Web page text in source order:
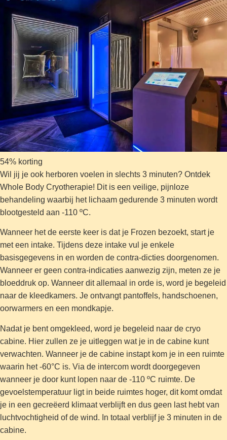
54% korting
Wil jij je ook herboren voelen in slechts 3 minuten? Ontdek
Whole Body Cryotherapie! Dit is een veilige, pijnloze
behandeling waarbij het lichaam gedurende 3 minuten wordt
blootgesteld aan -110 ºC.
Wanneer het de eerste keer is dat je Frozen bezoekt, start je
met een intake. Tijdens deze intake vul je enkele
basisgegevens in en worden de contra-dicties doorgenomen.
Wanneer er geen contra-indicaties aanwezig zijn, meten ze je
bloeddruk op. Wanneer dit allemaal in orde is, word je begeleid
naar de kleedkamers. Je ontvangt pantoffels, handschoenen,
oorwarmers en een mondkapje.
Nadat je bent omgekleed, word je begeleid naar de cryo
cabine. Hier zullen ze je uitleggen wat je in de cabine kunt
verwachten. Wanneer je de cabine instapt kom je in een ruimte
waarin het -60°C is. Via de intercom wordt doorgegeven
wanneer je door kunt lopen naar de -110 ºC ruimte. De
gevoelstemperatuur ligt in beide ruimtes hoger, dit komt omdat
je in een gecreëerd klimaat verblijft en dus geen last hebt van
luchtvochtigheid of de wind. In totaal verblijf je 3 minuten in de
cabine.